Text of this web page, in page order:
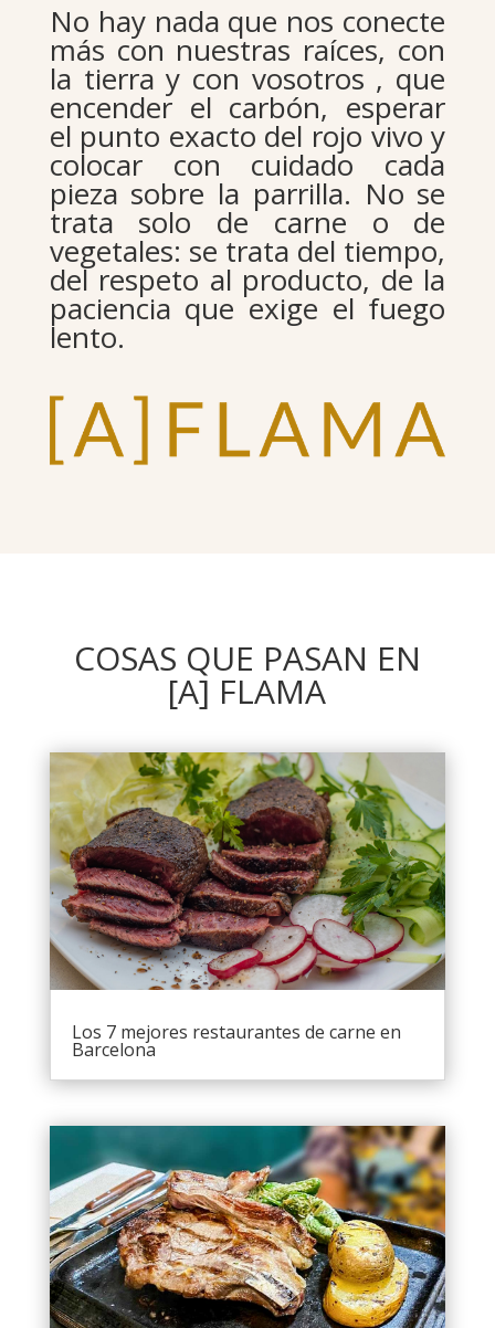
No hay nada que nos conecte
más con nuestras raíces, con
la tierra y con vosotros , que
encender el carbón, esperar
el punto exacto del rojo vivo y
colocar con cuidado cada
pieza sobre la parrilla. No se
trata solo de carne o de
vegetales: se trata del tiempo,
del respeto al producto, de la
paciencia que exige el fuego
lento.
COSAS QUE PASAN EN
[A] FLAMA
Los 7 mejores restaurantes de carne en
Barcelona